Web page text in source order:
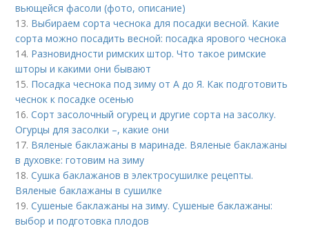
вьющейся фасоли (фото, описание)
13. Выбираем сорта чеснока для посадки весной. Какие
сорта можно посадить весной: посадка ярового чеснока
14. Разновидности римских штор. Что такое римские
шторы и какими они бывают
15. Посадка чеснока под зиму от А до Я. Как подготовить
чеснок к посадке осенью
16.Сорт засолочный огурец и другие сорта на засолку.
Огурцы для засолки –, какие они
17. Вяленые баклажаны в маринаде. Вяленые баклажаны
в духовке: готовим на зиму
18.Сушка баклажанов в электросушилке рецепты.
Вяленые баклажаны в сушилке
19.Сушеные баклажаны на зиму. Сушеные баклажаны:
выбор и подготовка плодов